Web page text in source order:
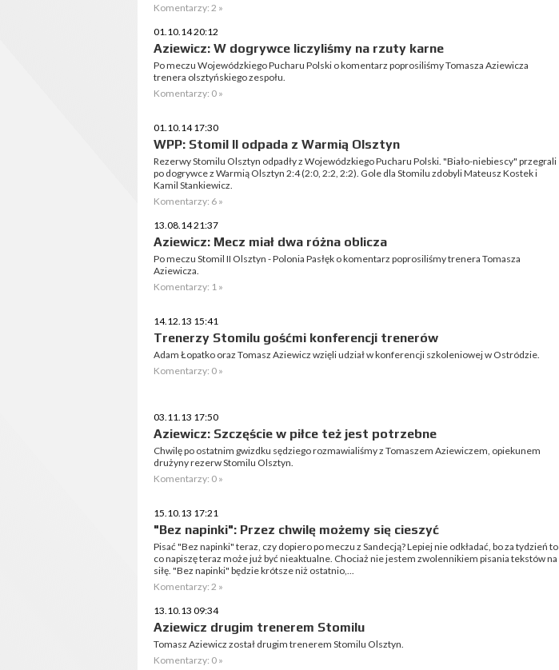
Komentarzy: 2 »
01.10.14 20:12
Aziewicz: W dogrywce liczyliśmy na rzuty karne
Po meczu Wojewódzkiego Pucharu Polski o komentarz poprosiliśmy Tomasza Aziewicza
trenera olsztyńskiego zespołu.
Komentarzy: 0 »
01.10.14 17:30
WPP: Stomil II odpada z Warmią Olsztyn
Rezerwy Stomilu Olsztyn odpadły z Wojewódzkiego Pucharu Polski. "Biało-niebiescy" przegrali
po dogrywce z Warmią Olsztyn 2:4 (2:0, 2:2, 2:2). Gole dla Stomilu zdobyli Mateusz Kostek i
Kamil Stankiewicz.
Komentarzy: 6 »
13.08.14 21:37
Aziewicz: Mecz miał dwa różna oblicza
Po meczu Stomil II Olsztyn - Polonia Pasłęk o komentarz poprosiliśmy trenera Tomasza
Aziewicza.
Komentarzy: 1 »
14.12.13 15:41
Trenerzy Stomilu gośćmi konferencji trenerów
Adam Łopatko oraz Tomasz Aziewicz wzięli udział w konferencji szkoleniowej w Ostródzie.
Komentarzy: 0 »
03.11.13 17:50
Aziewicz: Szczęście w piłce też jest potrzebne
Chwilę po ostatnim gwizdku sędziego rozmawialiśmy z Tomaszem Aziewiczem, opiekunem
drużyny rezerw Stomilu Olsztyn.
Komentarzy: 0 »
15.10.13 17:21
"Bez napinki": Przez chwilę możemy się cieszyć
Pisać "Bez napinki" teraz, czy dopiero po meczu z Sandecją? Lepiej nie odkładać, bo za tydzień to
co napiszę teraz może już być nieaktualne. Chociaż nie jestem zwolennikiem pisania tekstów na
siłę. "Bez napinki" będzie krótsze niż ostatnio,...
Komentarzy: 2 »
13.10.13 09:34
Aziewicz drugim trenerem Stomilu
Tomasz Aziewicz został drugim trenerem Stomilu Olsztyn.
Komentarzy: 0 »